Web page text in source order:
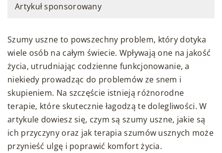
Artykuł sponsorowany
Szumy uszne to powszechny problem, który dotyka
wiele osób na całym świecie. Wpływają one na jakość
życia, utrudniając codzienne funkcjonowanie, a
niekiedy prowadząc do problemów ze snem i
skupieniem. Na szczęście istnieją różnorodne
terapie, które skutecznie łagodzą te dolegliwości. W
artykule dowiesz się, czym są szumy uszne, jakie są
ich przyczyny oraz jak terapia szumów usznych może
przynieść ulgę i poprawić komfort życia.